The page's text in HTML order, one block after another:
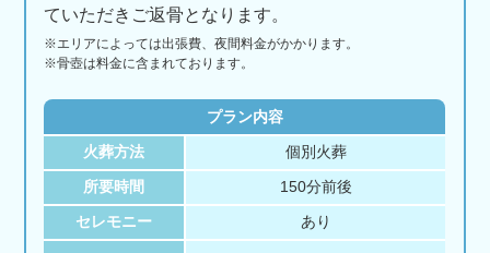
ていただきご返骨となります。
※エリアによっては出張費、夜間料金がかかります。
※骨壺は料金に含まれております。
プラン内容
火葬方法 個別火葬
所要時間 150分前後
セレモニー あり